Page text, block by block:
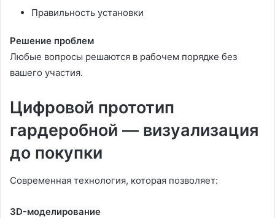
Правильность установки
Решение проблем
Любые вопросы решаются в рабочем порядке без
вашего участия.
Цифровой прототип
гардеробной — визуализация
до покупки
Современная технология, которая позволяет:
3D-моделирование